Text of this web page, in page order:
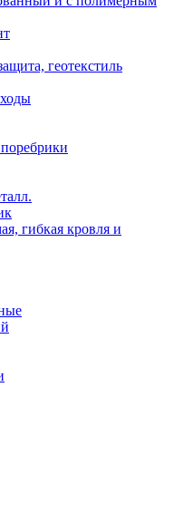
геотекстиль
гибкая кровля и